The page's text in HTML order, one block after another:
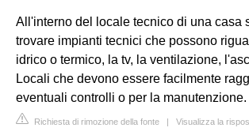
All'interno del locale tecnico di una casa
trovare impianti tecnici che possono
idrico o termico, la tv, la ventilazione,
Locali che devono essere facilmente
eventuali controlli o per la manutenzione.
Richiesta di rimozione della fonte | Visualizza la